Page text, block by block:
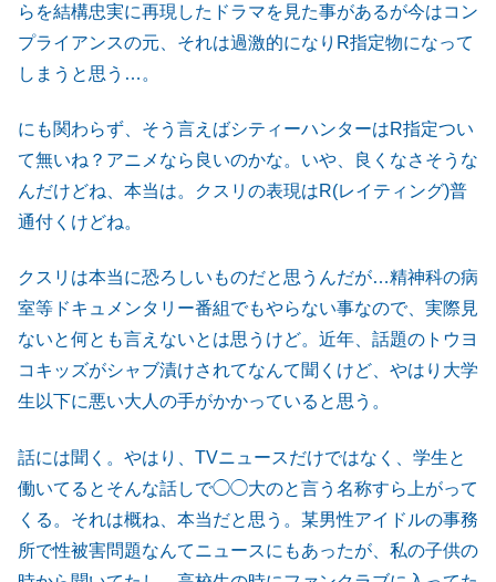
らを結構忠実に再現したドラマを見た事があるが今はコン
プライアンスの元、それは過激的になりR指定物になって
しまうと思う…。
にも関わらず、そう言えばシティーハンターはR指定つい
て無いね？アニメなら良いのかな。いや、良くなさそうな
んだけどね、本当は。クスリの表現はR(レイティング)普
通付くけどね。
クスリは本当に恐ろしいものだと思うんだが…精神科の病
室等ドキュメンタリー番組でもやらない事なので、実際見
ないと何とも言えないとは思うけど。近年、話題のトウヨ
コキッズがシャブ漬けされてなんて聞くけど、やはり大学
生以下に悪い大人の手がかかっていると思う。
話には聞く。やはり、TVニュースだけではなく、学生と
働いてるとそんな話しで◯◯大のと言う名称すら上がって
くる。それは概ね、本当だと思う。某男性アイドルの事務
所で性被害問題なんてニュースにもあったが、私の子供の